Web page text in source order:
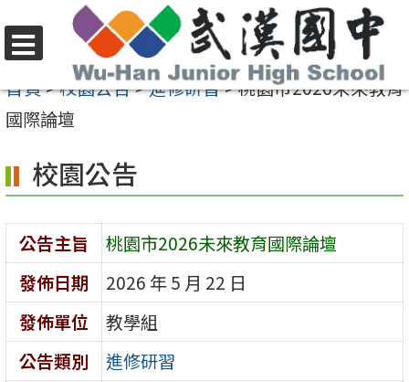
至
要
容
區
選
單
首頁>校園公告>進修研習>桃園市2026未來教育
國際論壇
校園公告
公告主旨
桃園市2026未來教育國際論壇
發佈日期
2026 年 5 月 22 日
發佈單位
教學組
公告類別
進修研習